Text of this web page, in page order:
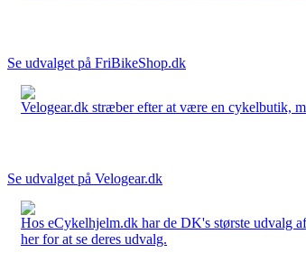
Se udvalget på FriBikeShop.dk
Velogear.dk stræber efter at være en cykelbutik,
Se udvalget på Velogear.dk
Hos eCykelhjelm.dk har de DK's største udvalg
her for at se deres udvalg.